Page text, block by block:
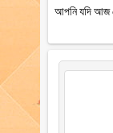
আপনি যদি আজ